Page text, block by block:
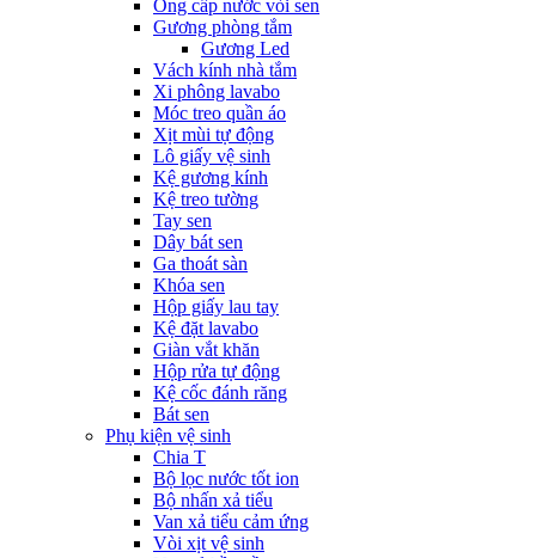
Ống cấp nước vòi sen
Gương phòng tắm
Gương Led
Vách kính nhà tắm
Xi phông lavabo
Móc treo quần áo
Xịt mùi tự động
Lô giấy vệ sinh
Kệ gương kính
Kệ treo tường
Tay sen
Dây bát sen
Ga thoát sàn
Khóa sen
Hộp giấy lau tay
Kệ đặt lavabo
Giàn vắt khăn
Hộp rửa tự động
Kệ cốc đánh răng
Bát sen
Phụ kiện vệ sinh
Chia T
Bộ lọc nước tốt ion
Bộ nhấn xả tiểu
Van xả tiểu cảm ứng
Vòi xịt vệ sinh